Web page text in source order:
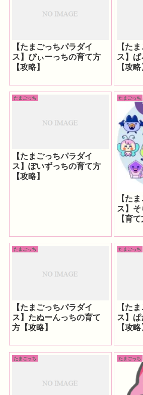
【たまごっちパラダイ
ス】ぴぃーっちの育て方
【攻略】
【た
ス】
【攻略
たまごっち
【たまごっちパラダイ
ス】ぽいずっちの育て方
【攻略】
たまごっち
【た
ス】
【育
たまごっち
【たまごっちパラダイ
ス】たぬーんっちの育て
方【攻略】
たまごっち
【た
ス】
【攻略
たまごっち たまごっち